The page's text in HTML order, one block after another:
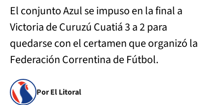
El conjunto Azul se impuso en la final a
Victoria de Curuzú Cuatiá 3 a 2 para
quedarse con el certamen que organizó la
Federación Correntina de Fútbol.
Por El Litoral